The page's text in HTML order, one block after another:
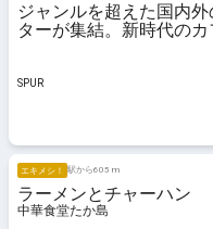
ジャンルを超えた国内外
ターが集結。新時代のカ
SPUR
エキメシ！ 駅から605 m
ラーメンとチャーハン
中華食堂たか島